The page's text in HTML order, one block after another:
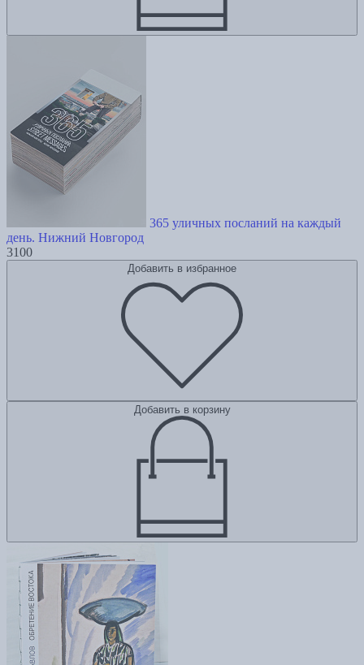
365 уличных посланий на каждый
день. Нижний Новгород
3100
Добавить в избранное
Добавить в корзину